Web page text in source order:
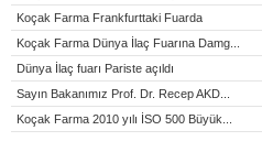
Koçak Farma Frankfurttaki Fuarda
Koçak Farma Dünya İlaç Fuarına Damg...
Dünya İlaç fuarı Pariste açıldı
Sayın Bakanımız Prof. Dr. Recep AKD...
Koçak Farma 2010 yılı İSO 500 Büyük...